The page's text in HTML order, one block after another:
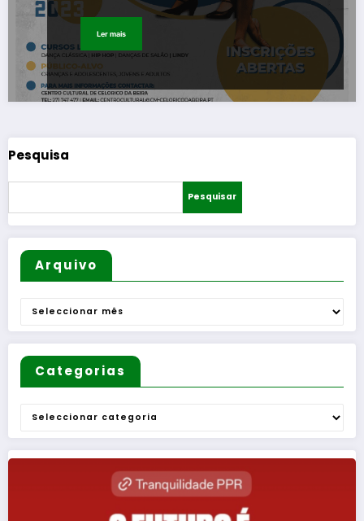
Ler mais
Pesquisa
Pesquisar
Arquivo
Arquivo
Categorias
Categorias